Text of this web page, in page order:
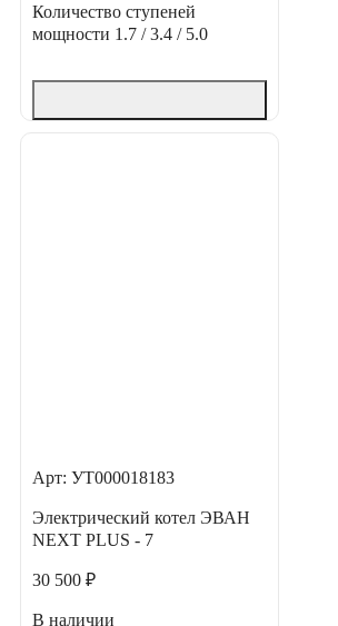
Количество ступеней
мощности 1.7 / 3.4 / 5.0
Арт: УТ000018183
Электрический котел ЭВАН
NEXT PLUS - 7
30 500 ₽
В наличии